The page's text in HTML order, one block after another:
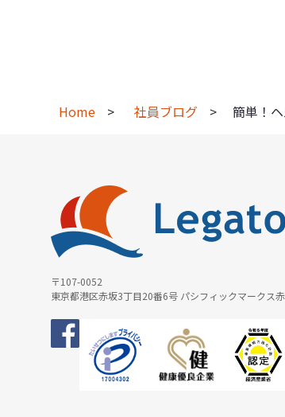
Home 社員ブログ 簡単！
〒107-0052
東京都港区赤坂3丁目20番6号 パシフィックマークス